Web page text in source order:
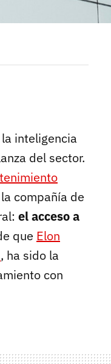
inteligencia
del sector.
compañía de
el acceso a
que Elon
, ha sido la
con